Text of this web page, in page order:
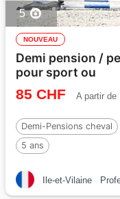
5
NOUVEAU
Demi pension /
pour sport ou
85 CHF A partir de
Demi-Pensions cheval
5 ans
Ile-et-Vilaine